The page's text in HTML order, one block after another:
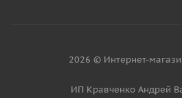
2026 © Интернет-
ИП Кравченко Андрей